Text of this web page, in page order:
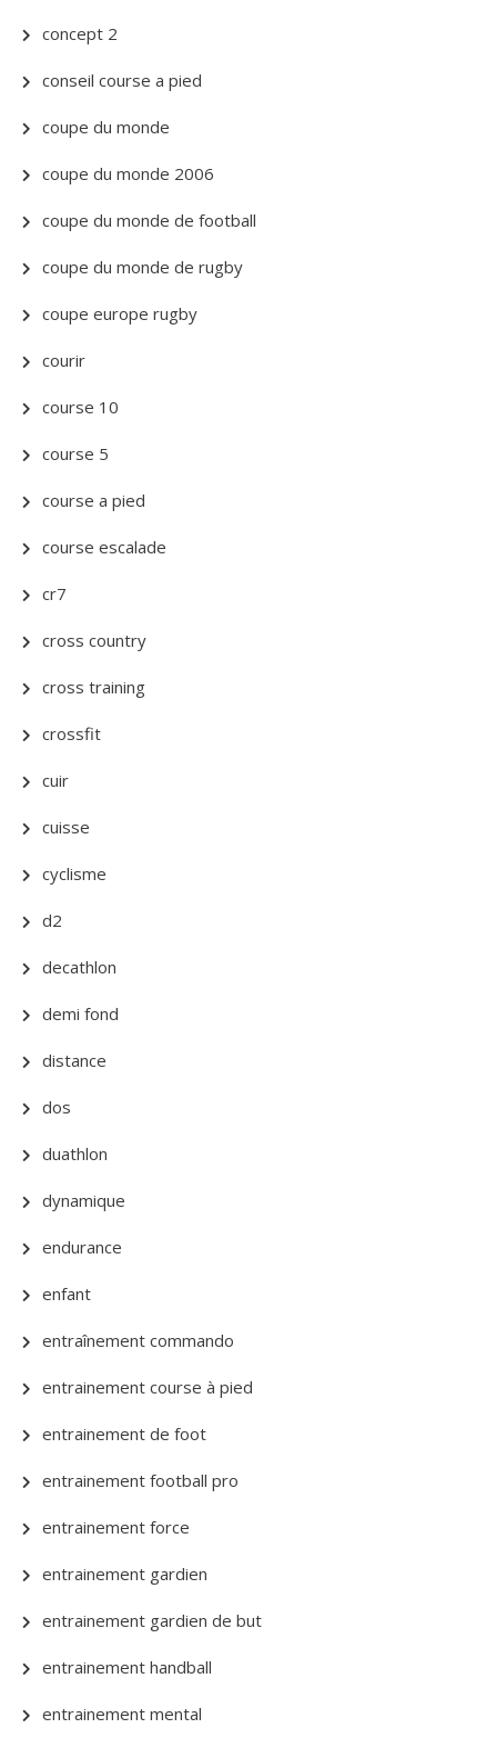
concept 2
conseil course a pied
coupe du monde
coupe du monde 2006
coupe du monde de football
coupe du monde de rugby
coupe europe rugby
courir
course 10
course 5
course a pied
course escalade
cr7
cross country
cross training
crossfit
cuir
cuisse
cyclisme
d2
decathlon
demi fond
distance
dos
duathlon
dynamique
endurance
enfant
entraînement commando
entrainement course à pied
entrainement de foot
entrainement football pro
entrainement force
entrainement gardien
entrainement gardien de but
entrainement handball
entrainement mental